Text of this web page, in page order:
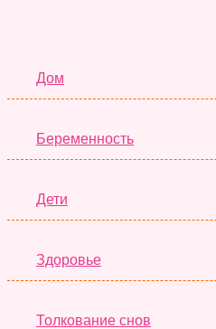
Дом
Беременность
Дети
Здоровье
Толкование снов